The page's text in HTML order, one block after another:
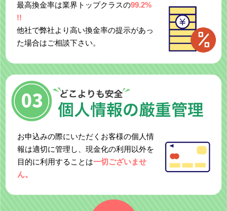
最高換金率は業界トップクラスの99.2%
!!
他社で弊社より高い換金率の提示があっ
た場合はご相談下さい。
お申込みの際にいただくお客様の個人情
報は適切に管理し、現金化の利用以外を
目的に利用することは一切ございませ
ん。